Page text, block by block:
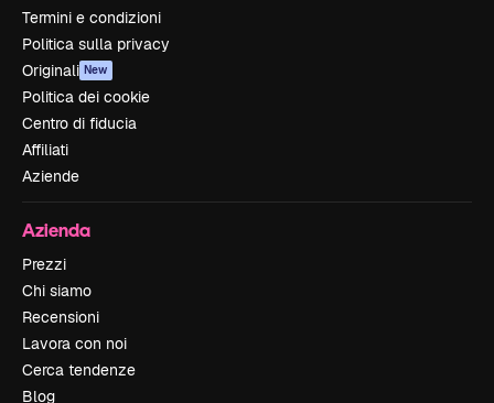
Termini e condizioni
Politica sulla privacy
Originali New
Politica dei cookie
Centro di fiducia
Affiliati
Aziende
Azienda
Prezzi
Chi siamo
Recensioni
Lavora con noi
Cerca tendenze
Blog